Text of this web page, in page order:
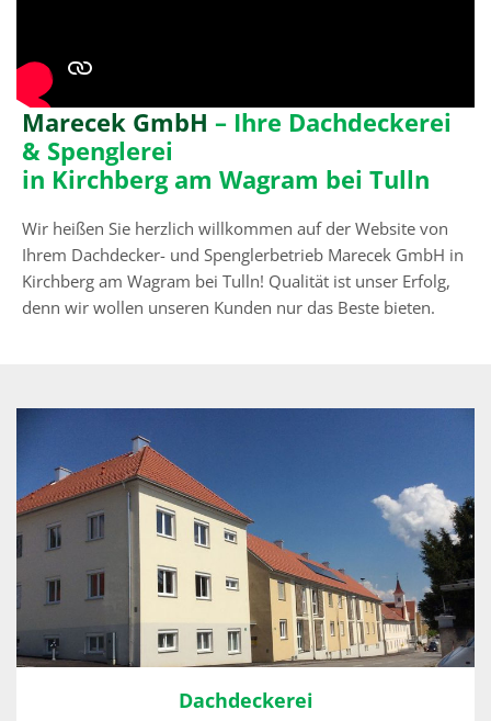
Marecek GmbH – Ihre Dachdeckerei
& Spenglerei
in Kirchberg am Wagram bei Tulln
Wir heißen Sie herzlich willkommen auf der Website von
Ihrem Dachdecker- und Spenglerbetrieb Marecek GmbH in
Kirchberg am Wagram bei Tulln! Qualität ist unser Erfolg,
denn wir wollen unseren Kunden nur das Beste bieten.
Dachdeckerei